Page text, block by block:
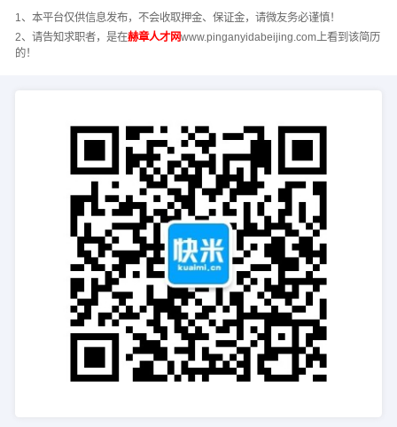
1、本平台仅供信息发布，不会收取押金、保证金，请微友务必谨慎！
2、请告知求职者，是在赫章人才网www.pinganyidabeijing.com上看到该简历
的！